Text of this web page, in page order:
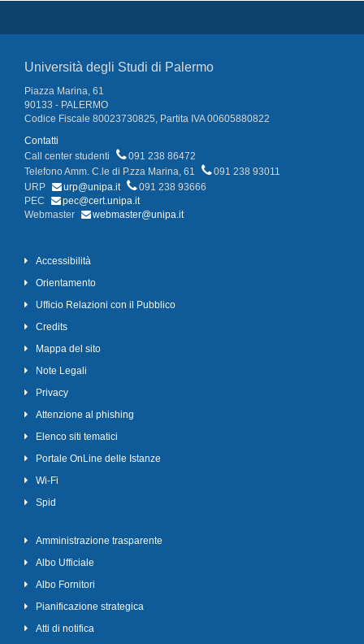
Università degli Studi di Palermo
Piazza Marina, 61
90133 - PALERMO
Codice Fiscale 80023730825, Partita IVA 00605880822
Contatti
Call center studenti
091 238 86472
Telefono Amm. C.le di P.zza Marina, 61
091 238 93011
URP
urp@unipa.it
091 238 93666
PEC
pec@cert.unipa.it
Webmaster
webmaster@unipa.it
Accessibilità
Orientamento
Ufficio Relazioni con il Pubblico
Credits
Mappa del sito
Note Legali
Privacy
Attenzione al phishing
Elenco siti tematici
Portale OnLine delle Istanze
Wi-Fi
Spid
Amministrazione trasparente
Albo Ufficiale
Albo Fornitori
Pianificazione strategica
Atti di notifica